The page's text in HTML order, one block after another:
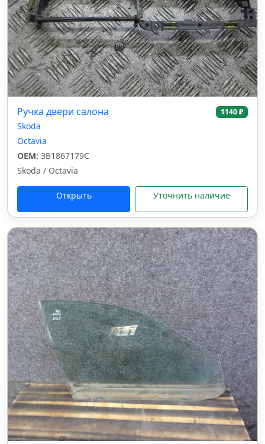
Ручка двери салона 1140 ₽
Skoda
Octavia
OEM: 3B1867179C
Skoda / Octavia
Открыть Уточнить наличие